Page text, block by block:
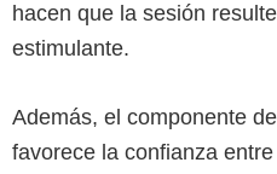
hacen que la sesión
estimulante.
Además, el componente
favorece la confianza